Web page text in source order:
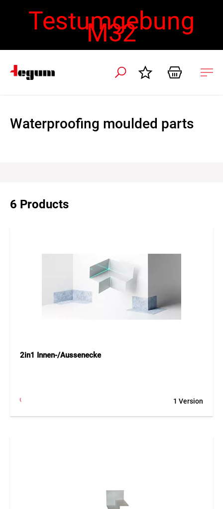
Testumgebung
M32
Waterproofing moulded parts
6 Products
2in1 Innen-/Aussenecke
1 Version